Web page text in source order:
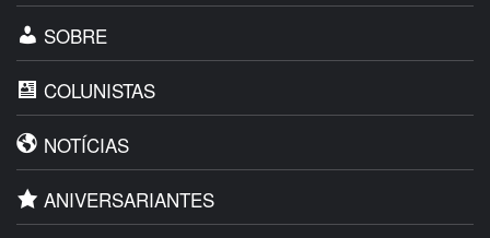
SOBRE
COLUNISTAS
NOTÍCIAS
ANIVERSARIANTES